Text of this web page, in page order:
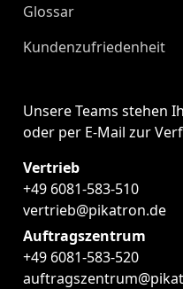
Glossar
Kundenzufriedenheit
Unsere Teams stehen
oder per E-Mail zur
Vertrieb
+49 6081-583-510
vertrieb@pikatron.de
Auftragszentrum
+49 6081-583-520